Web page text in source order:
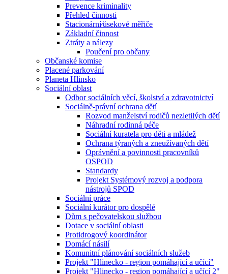
Prevence kriminality
Přehled činnosti
Stacionární⁄úsekové měřiče
Základní činnost
Ztráty a nálezy
Poučení pro občany
Občanské komise
Placené parkování
Planeta Hlinsko
Sociální oblast
Odbor sociálních věcí, školství a zdravotnictví
Sociálně-právní ochrana dětí
Rozvod manželství rodičů nezletilých dětí
Náhradní rodinná péče
Sociální kuratela pro děti a mládež
Ochrana týraných a zneužívaných dětí
Oprávnění a povinnosti pracovníků
OSPOD
Standardy
Projekt Systémový rozvoj a podpora
nástrojů SPOD
Sociální práce
Sociální kurátor pro dospělé
Dům s pečovatelskou službou
Dotace v sociální oblasti
Protidrogový koordinátor
Domácí násilí
Komunitní plánování sociálních služeb
Projekt "Hlinecko - region pomáhající a učící"
Projekt "Hlinecko - region pomáhající a učící 2"